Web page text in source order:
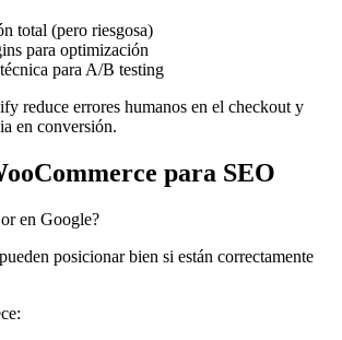
total (pero riesgosa)
para optimización
para A/B testing
reduce errores humanos en el checkout y
en conversión.
para SEO
en Google?
posicionar bien si están correctamente